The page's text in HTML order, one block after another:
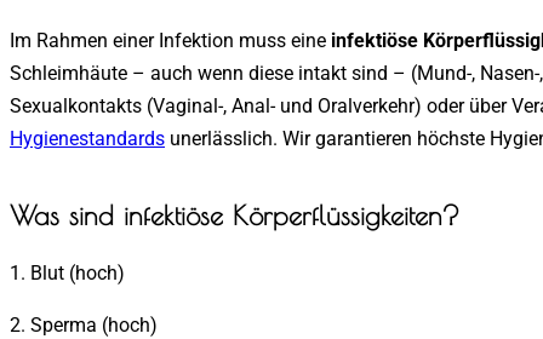
Im Rahmen einer Infektion muss eine infektiöse
Schleimhäute – auch wenn diese intakt sind – (Mund-,
Sexualkontakts (Vaginal-, Anal- und Oralverkehr) oder über
Hygienestandards unerlässlich. Wir garantieren höchste
Was sind infektiöse Körperflüssigkeiten?
1. Blut (hoch)
2. Sperma (hoch)